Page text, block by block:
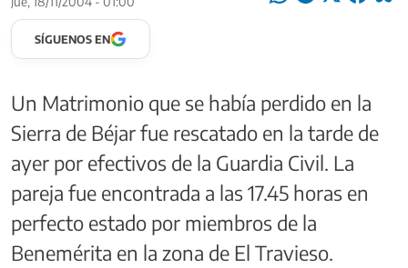
SÍGUENOS EN
Un Matrimonio que se había perdido en la
Sierra de Béjar fue rescatado en la tarde de
ayer por efectivos de la Guardia Civil. La
pareja fue encontrada a las 17.45 horas en
perfecto estado por miembros de la
Benemérita en la zona de El Travieso.